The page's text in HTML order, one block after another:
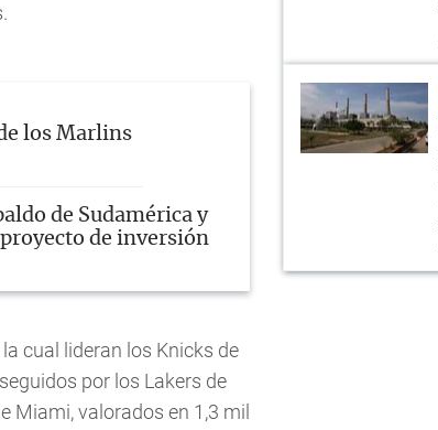
los Marlins
de Sudamérica y
de inversión
cual lideran los Knicks de
por los Lakers de
Miami, valorados en 1,3 mil